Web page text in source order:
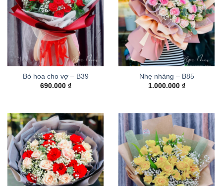
Bó hoa cho vợ – B39
690.000 ₫
Nhẹ nhàng – B85
1.000.000 ₫